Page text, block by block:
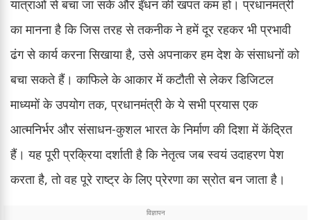
यात्राओं से बचा जा सके और ईंधन की खपत कम हो। प्रधानमंत्री
का मानना है कि जिस तरह से तकनीक ने हमें दूर रहकर भी प्रभावी
ढंग से कार्य करना सिखाया है, उसे अपनाकर हम देश के संसाधनों को
बचा सकते हैं। काफिले के आकार में कटौती से लेकर डिजिटल
माध्यमों के उपयोग तक, प्रधानमंत्री के ये सभी प्रयास एक
आत्मनिर्भर और संसाधन-कुशल भारत के निर्माण की दिशा में केंद्रित
हैं। यह पूरी प्रक्रिया दर्शाती है कि नेतृत्व जब स्वयं उदाहरण पेश
करता है, तो वह पूरे राष्ट्र के लिए प्रेरणा का स्रोत बन जाता है।